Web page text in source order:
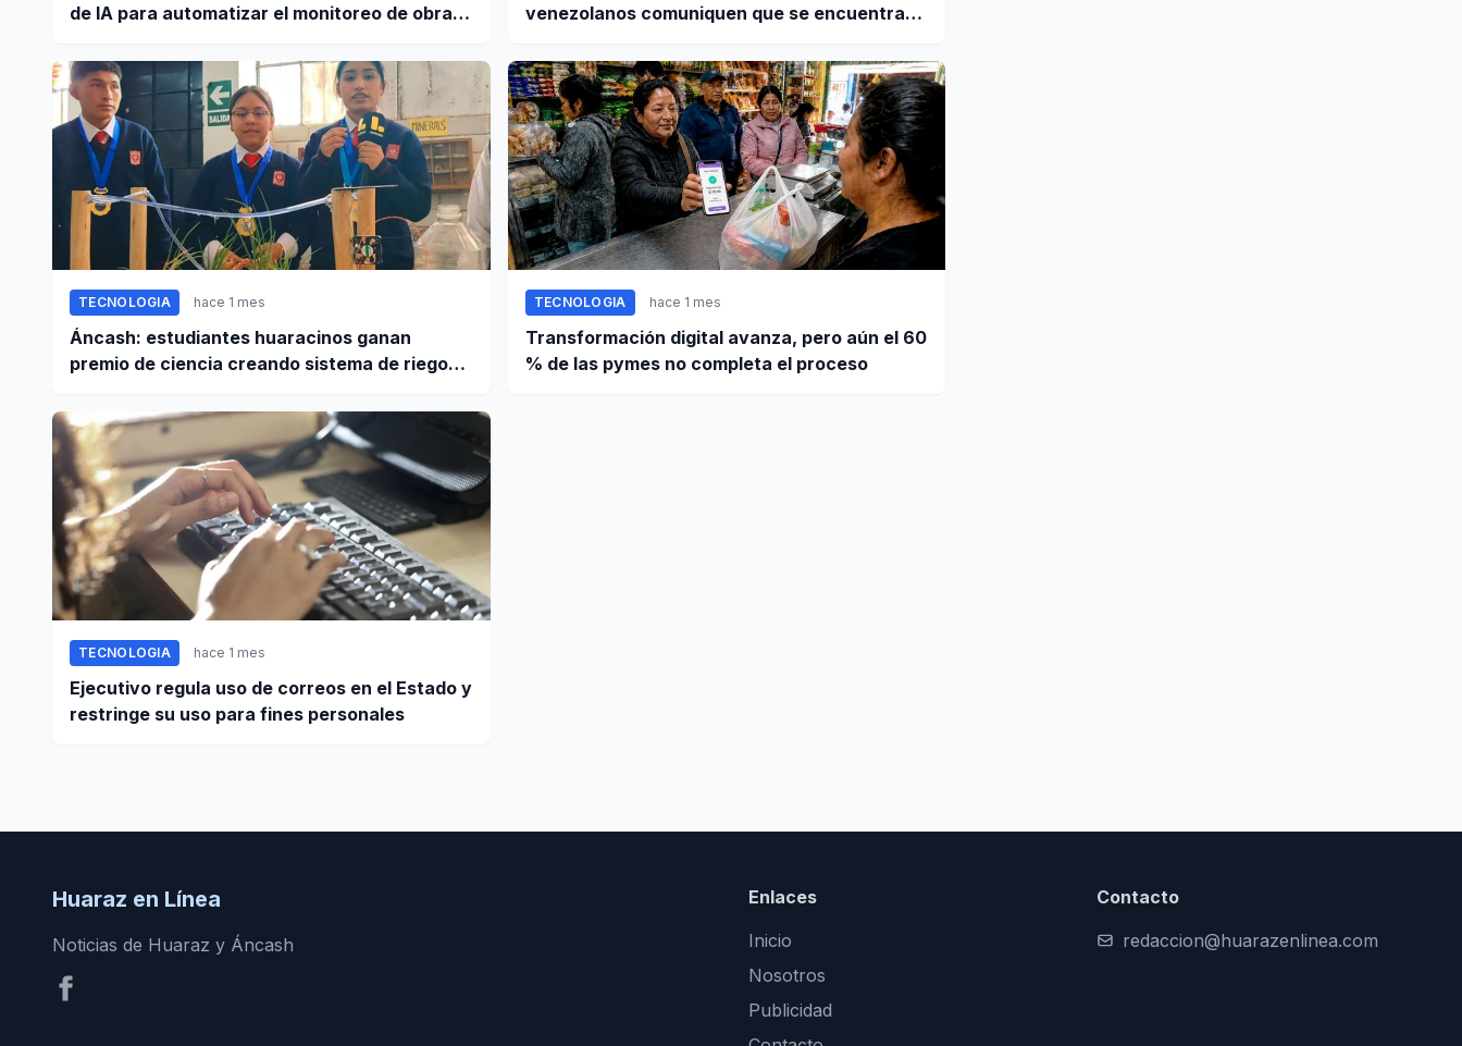
de IA para automatizar el monitoreo de obras
venezolanos comuniquen que se encuentran
TECNOLOGIA hace 1 mes
Áncash: estudiantes huaracinos ganan
premio de ciencia creando sistema de riego
TECNOLOGIA hace 1 mes
Transformación digital avanza, pero aún el 60
% de las pymes no completa el proceso
TECNOLOGIA hace 1 mes
Ejecutivo regula uso de correos en el Estado y
restringe su uso para fines personales
Huaraz en Línea
Noticias de Huaraz y Áncash
Enlaces
Inicio
Nosotros
Publicidad
Contacto
redaccion@huarazenlinea.com